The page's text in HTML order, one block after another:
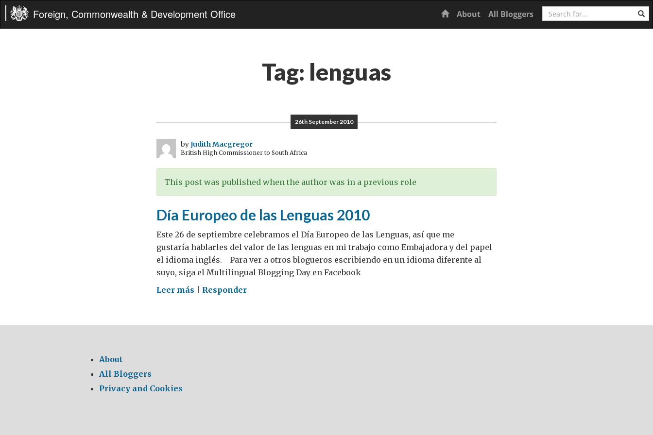
Foreign, Commonwealth & Development Office Home
About All Bloggers Search
Tag: lenguas
26th September 2010
byJudith Macgregor
British High Commissioner to South Africa
This post was published when the author was in a previous role
Día Europeo de las Lenguas 2010
Este 26 de septiembre celebramos el Día Europeo de las Lenguas, así que me
gustaría hablarles del valor de las lenguas en mi trabajo como Embajadora y del papel
el idioma inglés. Para ver a otros blogueros escribiendo en un idioma diferente al
suyo, siga el Multilingual Blogging Day en Facebook
Leer más on
de
Responder
About
All Bloggers
Privacy and Cookies